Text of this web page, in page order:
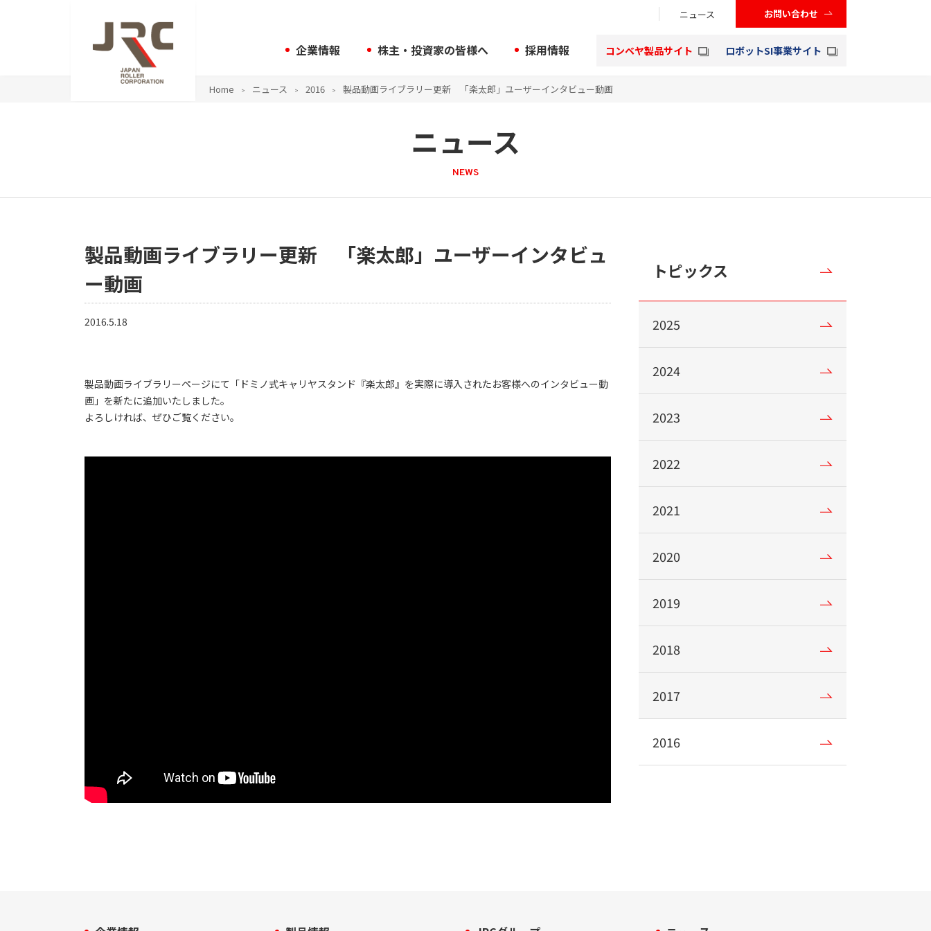
ニュース お問い合わせ
企業情報 株主・投資家の皆様へ 採用情報 コンベヤ製品サイト ロボットSI事業サイト
Home ニュース 2016 製品動画ライブラリー更新 「楽太郎」ユーザーインタビュー動画
ニュース
NEWS
製品動画ライブラリー更新 「楽太郎」ユーザーインタビュ
ー動画
2016.5.18
製品動画ライブラリーページにて「ドミノ式キャリヤスタンド『楽太郎』を実際に導入されたお客様へのインタビュー動
画」を新たに追加いたしました。
よろしければ、ぜひご覧ください。
トピックス
2025
2024
2023
2022
2021
2020
2019
2018
2017
2016